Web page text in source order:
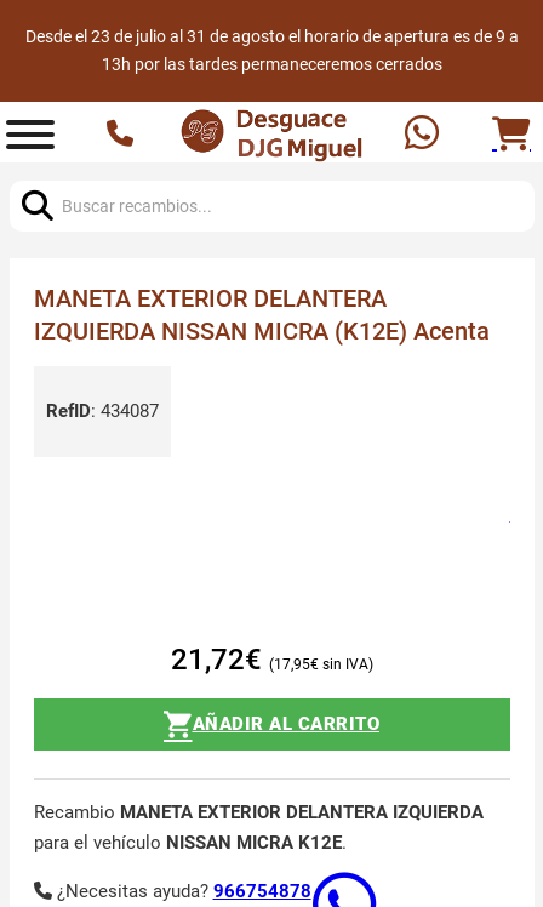
Desde el 23 de julio al 31 de agosto el horario de apertura es de 9 a
13h por las tardes permaneceremos cerrados
MANETA EXTERIOR DELANTERA
IZQUIERDA NISSAN MICRA (K12E) Acenta
RefID: 434087
21,72€ 17,95€
AÑADIR AL CARRITO
Recambio MANETA EXTERIOR DELANTERA IZQUIERDA
para el vehículo NISSAN MICRA K12E.
¿Necesitas ayuda? 966754878